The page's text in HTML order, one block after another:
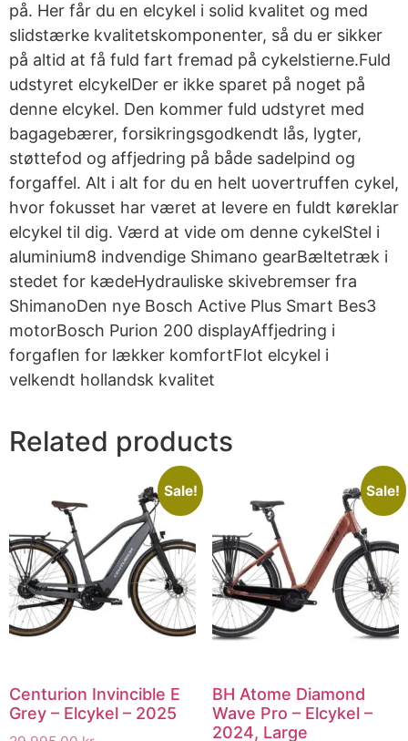
på. Her får du en elcykel i solid kvalitet og med
slidstærke kvalitetskomponenter, så du er sikker
på altid at få fuld fart fremad på cykelstierne.Fuld
udstyret elcykelDer er ikke sparet på noget på
denne elcykel. Den kommer fuld udstyret med
bagagebærer, forsikringsgodkendt lås, lygter,
støttefod og affjedring på både sadelpind og
forgaffel. Alt i alt for du en helt uovertruffen cykel,
hvor fokusset har været at levere en fuldt køreklar
elcykel til dig. Værd at vide om denne cykelStel i
aluminium8 indvendige Shimano gearBæltetræk i
stedet for kædeHydrauliske skivebremser fra
ShimanoDen nye Bosch Active Plus Smart Bes3
motorBosch Purion 200 displayAffjedring i
forgaflen for lækker komfortFlot elcykel i
velkendt hollandsk kvalitet
Related products
Sale!
Centurion Invincible E
Grey – Elcykel – 2025
Sale!
BH Atome Diamond
Wave Pro – Elcykel –
2024, Large